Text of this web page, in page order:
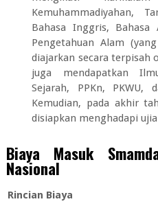
Kemuhammadiyahan,
Bahasa Inggris,
Pengetahuan Alam
diajarkan secara terpisah
juga mendapatkan
Sejarah, PPKn, PKWU,
Kemudian, pada akhir
disiapkan menghadapi
Biaya Masuk
Nasional
Rincian Biaya